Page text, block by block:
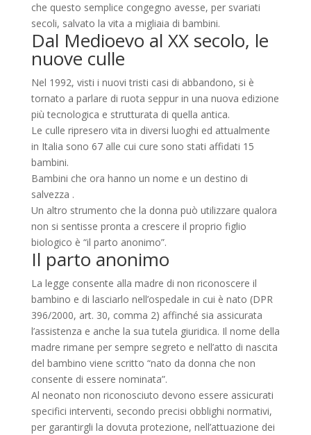
che questo semplice congegno avesse, per svariati
secoli, salvato la vita a migliaia di bambini.
Dal Medioevo al XX secolo, le
nuove culle
Nel 1992, visti i nuovi tristi casi di abbandono, si è
tornato a parlare di ruota seppur in una nuova edizione
più tecnologica e strutturata di quella antica.
Le culle ripresero vita in diversi luoghi ed attualmente
in Italia sono 67 alle cui cure sono stati affidati 15
bambini.
Bambini che ora hanno un nome e un destino di
salvezza .
Un altro strumento che la donna può utilizzare qualora
non si sentisse pronta a crescere il proprio figlio
biologico è “il parto anonimo”.
Il parto anonimo
La legge consente alla madre di non riconoscere il
bambino e di lasciarlo nell’ospedale in cui è nato (DPR
396/2000, art. 30, comma 2) affinché sia assicurata
l’assistenza e anche la sua tutela giuridica. Il nome della
madre rimane per sempre segreto e nell’atto di nascita
del bambino viene scritto “nato da donna che non
consente di essere nominata”.
Al neonato non riconosciuto devono essere assicurati
specifici interventi, secondo precisi obblighi normativi,
per garantirgli la dovuta protezione, nell’attuazione dei